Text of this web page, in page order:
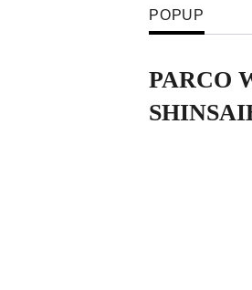
施設案内・アクセス
POPUP
PARCO